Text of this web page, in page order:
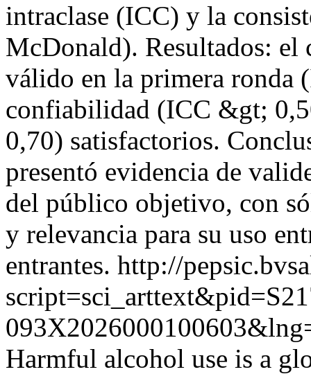
intraclase (ICC) y la
McDonald). Resultados: el
válido en la primera ronda
confiabilidad (ICC &gt;
0,70) satisfactorios.
presentó evidencia de
del público objetivo, con
y relevancia para su uso
entrantes. http://
Harmful alcohol use is a